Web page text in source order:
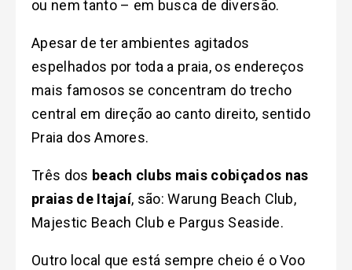
ou nem tanto – em busca de diversão.
Apesar de ter ambientes agitados
espelhados por toda a praia, os endereços
mais famosos se concentram do trecho
central em direção ao canto direito, sentido
Praia dos Amores.
Três dos beach clubs mais cobiçados nas
praias de Itajaí, são: Warung Beach Club,
Majestic Beach Club e Pargus Seaside.
Outro local que está sempre cheio é o Voo